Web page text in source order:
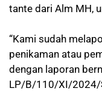
tante dari Alm MH,
“Kami sudah
penikaman atau
dengan laporan
LP/B/110/XI/2024/